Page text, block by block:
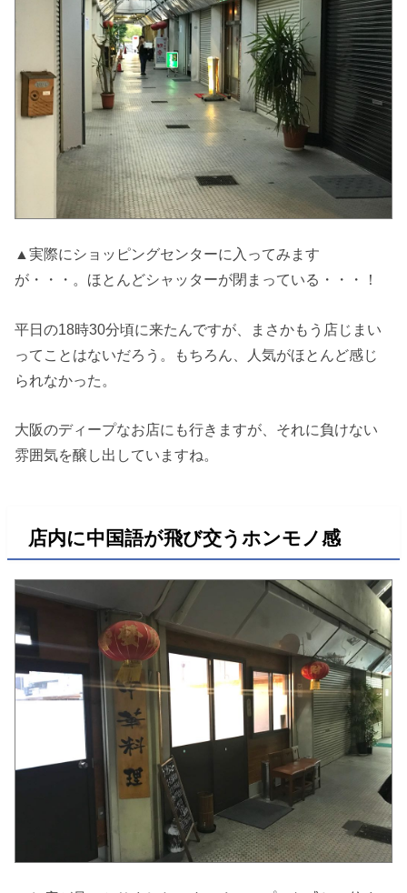
▲実際にショッピングセンターに入ってみます
が・・・。ほとんどシャッターが閉まっている・・・！
平日の18時30分頃に来たんですが、まさかもう店じまい
ってことはないだろう。もちろん、人気がほとんど感じ
られなかった。
大阪のディープなお店にも行きますが、それに負けない
雰囲気を醸し出していますね。
店内に中国語が飛び交うホンモノ感